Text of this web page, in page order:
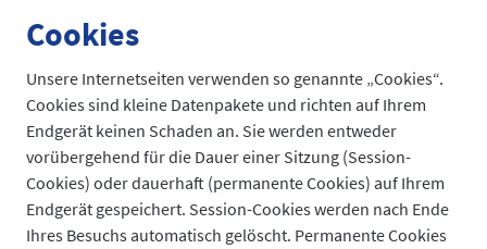
Cookies
Unsere Internetseiten verwenden so genannte „Cookies“.
Cookies sind kleine Datenpakete und richten auf Ihrem
Endgerät keinen Schaden an. Sie werden entweder
vorübergehend für die Dauer einer Sitzung (Session-
Cookies) oder dauerhaft (permanente Cookies) auf Ihrem
Endgerät gespeichert. Session-Cookies werden nach Ende
Ihres Besuchs automatisch gelöscht. Permanente Cookies